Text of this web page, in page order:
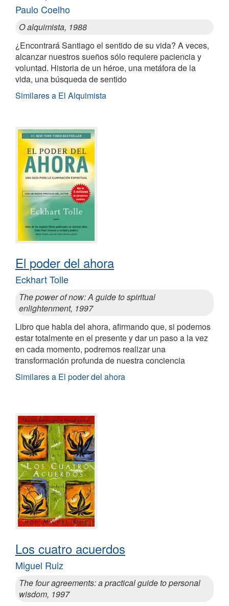
Paulo Coelho
O alquimista, 1988
¿Encontrará Santiago el sentido de su vida? A veces,
alcanzar nuestros sueños sólo requiere paciencia y
voluntad. Historia de un héroe, una metáfora de la
vida, una búsqueda de sentido
Similares a El Alquimista
El poder del ahora
Eckhart Tolle
The power of now: A guide to spiritual
enlightenment, 1997
Libro que habla del ahora, afirmando que, si podemos
estar totalmente en el presente y dar un paso a la vez
en cada momento, podremos realizar una
transformación profunda de nuestra conciencia
Similares a El poder del ahora
Los cuatro acuerdos
Miguel Ruiz
The four agreements: a practical guide to personal
wisdom, 1997